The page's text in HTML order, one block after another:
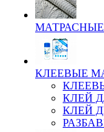
КЛЕЕВЫЕ
КЛЕЙ
КЛЕЙ